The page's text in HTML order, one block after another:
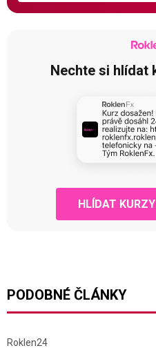
Nechte si hlídat
HLÍDAT
PODOBNÉ ČLÁNKY
Roklen24